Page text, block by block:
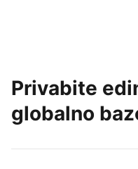
Privabite
globalno